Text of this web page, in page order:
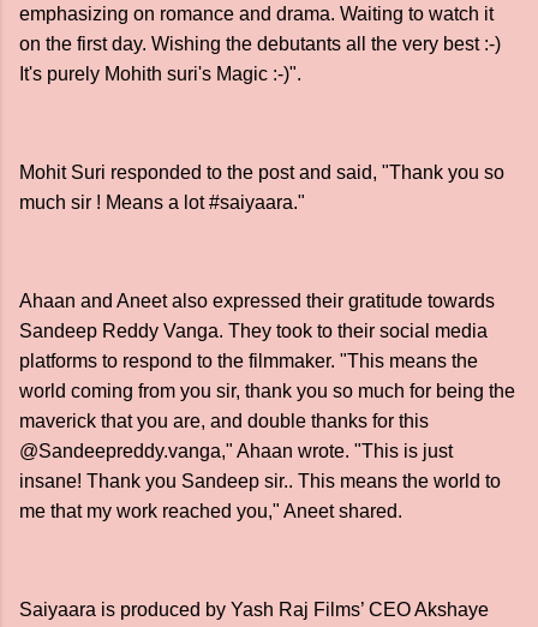
emphasizing on romance and drama. Waiting to watch it
on the first day. Wishing the debutants all the very best :-)
It's purely Mohith suri's Magic :-)".
Mohit Suri responded to the post and said, "Thank you so
much sir ! Means a lot #saiyaara."
Ahaan and Aneet also expressed their gratitude towards
Sandeep Reddy Vanga. They took to their social media
platforms to respond to the filmmaker. "This means the
world coming from you sir, thank you so much for being the
maverick that you are, and double thanks for this
@Sandeepreddy.vanga," Ahaan wrote. "This is just
insane! Thank you Sandeep sir.. This means the world to
me that my work reached you," Aneet shared.
Saiyaara is produced by Yash Raj Films’ CEO Akshaye